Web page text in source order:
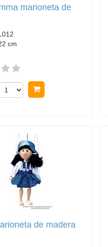
marioneta de
cm
de madera